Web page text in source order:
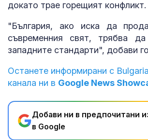
докато трае горещият конфликт.
"България, ако иска да
съвременния свят, трябва
западните стандарти", добави
Останете информирани с
канала ни в Google News
Добави ни в предпочитани
в Google